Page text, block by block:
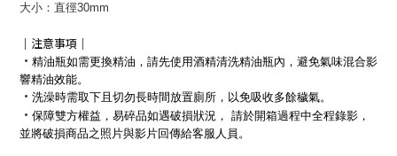
大小：直徑30mm
｜注意事項｜
• 精油瓶如需更換精油，請先使用酒精清洗精油瓶內，避免氣味混合影
響精油效能。
• 洗澡時需取下且切勿長時間放置廁所，以免吸收多餘穢氣。
• 保障雙方權益，易碎品如遇破損狀況， 請於開箱過程中全程錄影，
並將破損商品之照片與影片回傳給客服人員。